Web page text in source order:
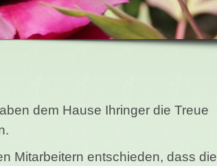
dem Hause Ihringer die Treue
Mitarbeitern entschieden, dass die